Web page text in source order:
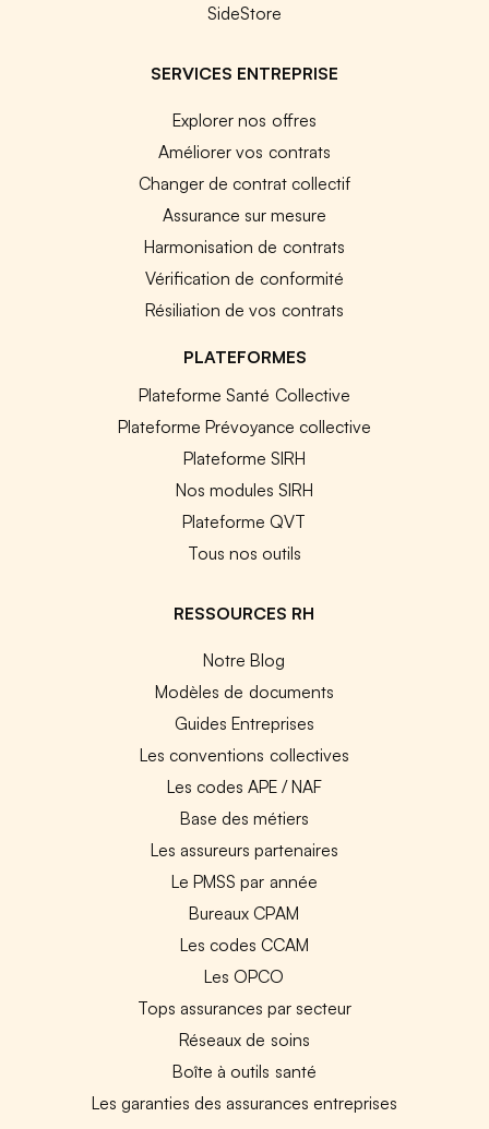
SideStore
SERVICES ENTREPRISE
Explorer nos offres
Améliorer vos contrats
Changer de contrat collectif
Assurance sur mesure
Harmonisation de contrats
Vérification de conformité
Résiliation de vos contrats
PLATEFORMES
Plateforme Santé Collective
Plateforme Prévoyance collective
Plateforme SIRH
Nos modules SIRH
Plateforme QVT
Tous nos outils
RESSOURCES RH
Notre Blog
Modèles de documents
Guides Entreprises
Les conventions collectives
Les codes APE / NAF
Base des métiers
Les assureurs partenaires
Le PMSS par année
Bureaux CPAM
Les codes CCAM
Les OPCO
Tops assurances par secteur
Réseaux de soins
Boîte à outils santé
Les garanties des assurances entreprises